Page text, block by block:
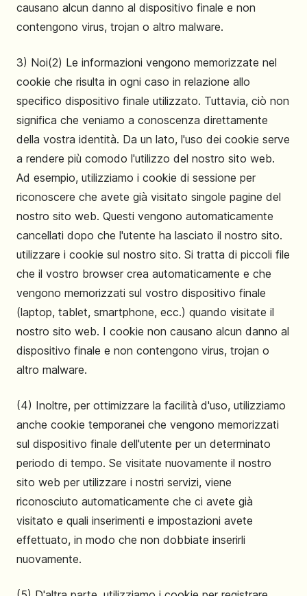
causano alcun danno al dispositivo finale e non
contengono virus, trojan o altro malware.
3) Noi(2) Le informazioni vengono memorizzate nel
cookie che risulta in ogni caso in relazione allo
specifico dispositivo finale utilizzato. Tuttavia, ciò non
significa che veniamo a conoscenza direttamente
della vostra identità. Da un lato, l'uso dei cookie serve
a rendere più comodo l'utilizzo del nostro sito web.
Ad esempio, utilizziamo i cookie di sessione per
riconoscere che avete già visitato singole pagine del
nostro sito web. Questi vengono automaticamente
cancellati dopo che l'utente ha lasciato il nostro sito.
utilizzare i cookie sul nostro sito. Si tratta di piccoli file
che il vostro browser crea automaticamente e che
vengono memorizzati sul vostro dispositivo finale
(laptop, tablet, smartphone, ecc.) quando visitate il
nostro sito web. I cookie non causano alcun danno al
dispositivo finale e non contengono virus, trojan o
altro malware.
(4) Inoltre, per ottimizzare la facilità d'uso, utilizziamo
anche cookie temporanei che vengono memorizzati
sul dispositivo finale dell'utente per un determinato
periodo di tempo. Se visitate nuovamente il nostro
sito web per utilizzare i nostri servizi, viene
riconosciuto automaticamente che ci avete già
visitato e quali inserimenti e impostazioni avete
effettuato, in modo che non dobbiate inserirli
nuovamente.